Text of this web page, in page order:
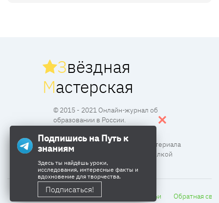
Звёздная
Мастерская
© 2015 - 2021 Онлайн-журнал об
образовании в России.
Все права защищены. Перпечатка материала
разрешена с согласия редакции и ссылкой
Сетевой город Статьи Обратная
Подпишись на Путь к
знаниям
Здесь ты найдёшь уроки,
исследования, интересные факты и
вдохновение для творчества.
Подписаться!